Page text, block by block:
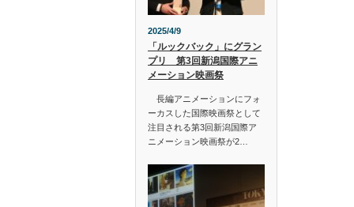
2025/4/9
「ルックバック」にグラン
プリ 第3回新潟国際アニ
メーション映画祭
長編アニメーションにフォ
ーカスした国際映画祭として
注目される第3回新潟国際ア
ニメーション映画祭が2…